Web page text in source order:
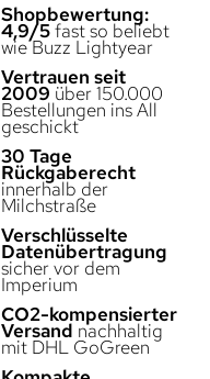
Shopbewertung:
4,9/5fast so beliebt
wie Buzz Lightyear
Vertrauen seit
2009 über 150.000
Bestellungen ins All
geschickt
30 Tage
Rückgaberecht
innerhalb der
Milchstraße
Verschlüsselte
Datenübertragung
sicher vor dem
Imperium
CO2-kompensierter
Versand nachhaltig
mit DHL GoGreen